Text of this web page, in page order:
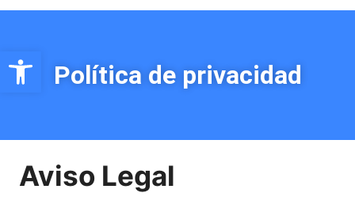
Abrir barra de herramientas
Política de privacidad
Aviso Legal